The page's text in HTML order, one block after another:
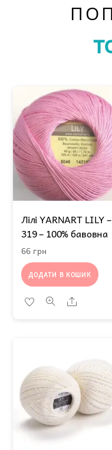
Лілі YARNART LILY –
319 – 100% бавовна
66 грн
ДОДАТИ В КОШИК
Share